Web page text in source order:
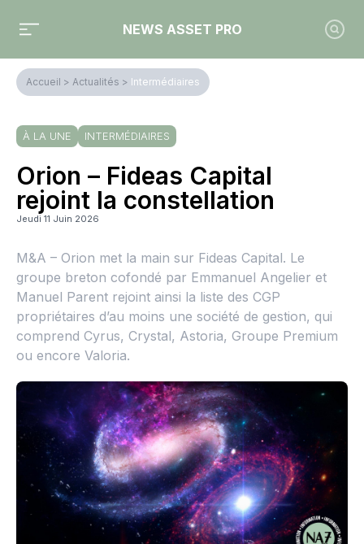
NEWS ASSET PRO
Accueil > Actualités > Intermédiaires
À LA UNE INTERMÉDIAIRES
Orion – Fideas Capital
rejoint la constellation
Jeudi 11 Juin 2026
M&A – Orion met la main sur Fideas Capital. Le
groupe breton cofondé par Emmanuel Angelier et
Manuel Parent rejoint ainsi la liste des CGP
propriétaires d’au moins une société de gestion, qui
comprend Cyrus, Crystal, Astoria, Groupe Premium
ou encore Valoria.